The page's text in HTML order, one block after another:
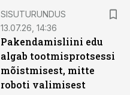
SISUTURUNDUS
13.07.26, 14:36
Pakendamisliini edu
algab tootmisprotsessi
mõistmisest, mitte
roboti valimisest